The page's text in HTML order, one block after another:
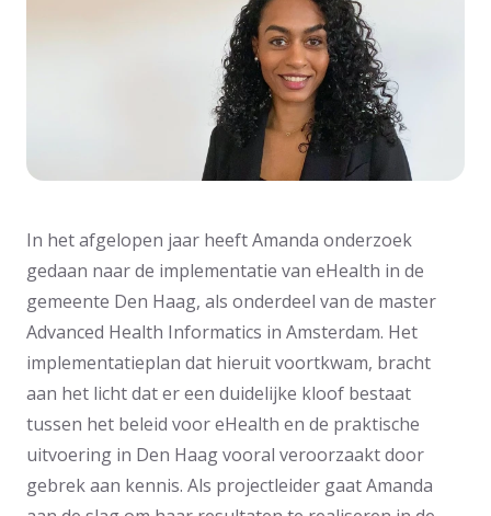
In het afgelopen jaar heeft Amanda onderzoek
gedaan naar de implementatie van eHealth in de
gemeente Den Haag, als onderdeel van de master
Advanced Health Informatics in Amsterdam. Het
implementatieplan dat hieruit voortkwam, bracht
aan het licht dat er een duidelijke kloof bestaat
tussen het beleid voor eHealth en de praktische
uitvoering in Den Haag vooral veroorzaakt door
gebrek aan kennis. Als projectleider gaat Amanda